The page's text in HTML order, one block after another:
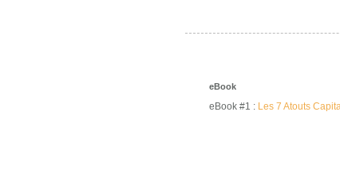
eBook
eBook #1 : Les 7 Atouts